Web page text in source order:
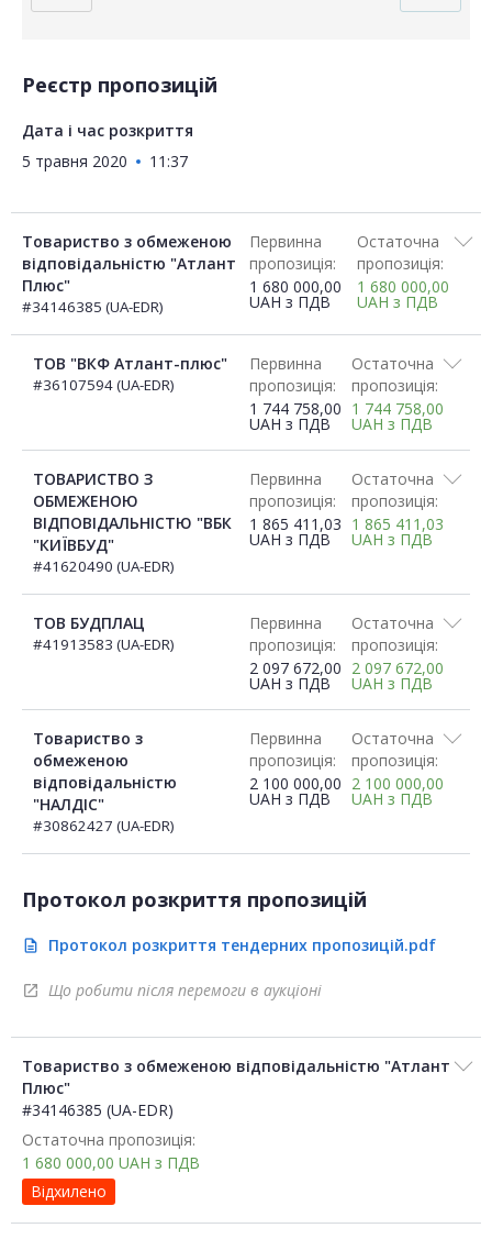
Реєстр пропозицій
Дата і час розкриття
5 травня 2020
11:37
Товариство з обмеженою
відповідальністю "Атлант
Плюс"
#34146385 (UA-EDR)
Первинна
пропозиція:
1 680 000,00
UAH з ПДВ
Остаточна
пропозиція:
1 680 000,00
UAH з ПДВ
ТОВ "ВКФ Атлант-плюс"
#36107594 (UA-EDR)
Первинна
пропозиція:
1 744 758,00
UAH з ПДВ
Остаточна
пропозиція:
1 744 758,00
UAH з ПДВ
ТОВАРИСТВО З
ОБМЕЖЕНОЮ
ВІДПОВІДАЛЬНІСТЮ "ВБК
"КИЇВБУД"
#41620490 (UA-EDR)
Первинна
пропозиція:
1 865 411,03
UAH з ПДВ
Остаточна
пропозиція:
1 865 411,03
UAH з ПДВ
ТОВ БУДПЛАЦ
#41913583 (UA-EDR)
Первинна
пропозиція:
2 097 672,00
UAH з ПДВ
Остаточна
пропозиція:
2 097 672,00
UAH з ПДВ
Товариство з
обмеженою
відповідальністю
"НАЛДІС"
#30862427 (UA-EDR)
Первинна
пропозиція:
2 100 000,00
UAH з ПДВ
Остаточна
пропозиція:
2 100 000,00
UAH з ПДВ
Протокол розкриття пропозицій
description Протокол розкриття тендерних пропозицій.pdf
open_in_new Що робити після перемоги в аукціоні
Товариство з обмеженою відповідальністю "Атлант
Плюс"
#34146385 (UA-EDR)
Остаточна пропозиція:
1 680 000,00 UAH з ПДВ
Відхилено